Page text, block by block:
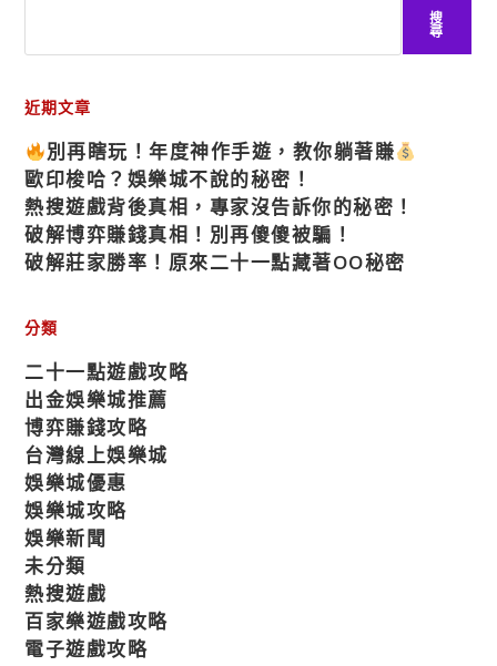
搜
尋
近期文章
別再瞎玩！年度神作手遊，教你躺著賺
歐印梭哈？娛樂城不說的秘密！
熱搜遊戲背後真相，專家沒告訴你的秘密！
破解博弈賺錢真相！別再傻傻被騙！
破解莊家勝率！原來二十一點藏著OO秘密
分類
二十一點遊戲攻略
出金娛樂城推薦
博弈賺錢攻略
台灣線上娛樂城
娛樂城優惠
娛樂城攻略
娛樂新聞
未分類
熱搜遊戲
百家樂遊戲攻略
電子遊戲攻略